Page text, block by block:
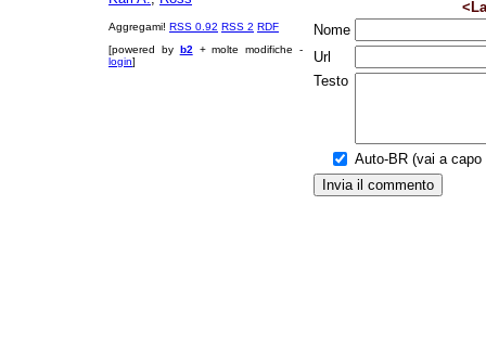
Aggregami! RSS 0.92 RSS 2 RDF
[powered by b2 + molte modifiche -
login]
Nome
Url
Testo
Auto-BR (vai a capo